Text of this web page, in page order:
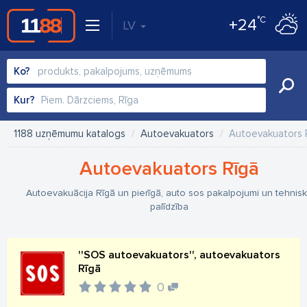
LV +24°C
Ko?
Kur?
1188 uzņēmumu katalogs Autoevakuators Autoevakuators
Autoevakuators Rīgā
Autoevakuācija Rīgā un pierīgā, auto sos pakalpojumi un
palīdzība
''SOS autoevakuators'', autoevakuators
Rīgā
0